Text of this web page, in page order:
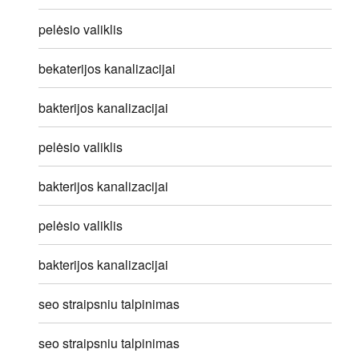
pelėsio valiklis
bekaterijos kanalizacijai
bakterijos kanalizacijai
pelėsio valiklis
bakterijos kanalizacijai
pelėsio valiklis
bakterijos kanalizacijai
seo straipsniu talpinimas
seo straipsniu talpinimas